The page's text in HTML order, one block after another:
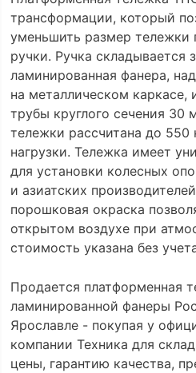
трансформации, который
уменьшить размер тележки
ручки. Ручка складывается
ламинированная фанера,
на металлическом каркасе,
трубы круглого сечения 30
тележки рассчитана до 550
нагрузки. Тележка имеет
для установки колесных
и азиатских
порошковая окраска
открытом воздухе при
стоимость указана без
Продается платформенная
ламинированной фанеры
Ярославле - покупая у
компании Техника для
цены, гарантию качества,